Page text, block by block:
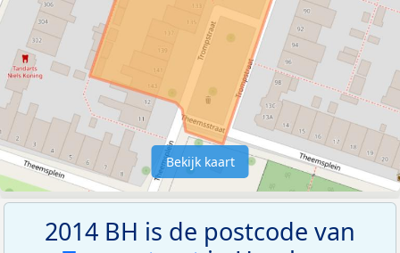
Bekijk kaart
2014 BH is de postcode van